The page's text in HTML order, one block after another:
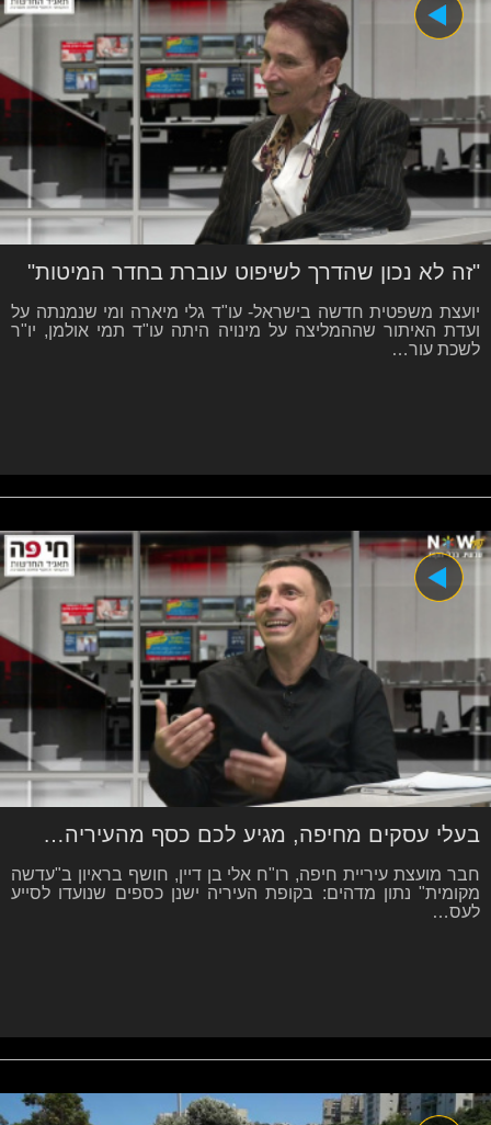
"זה לא נכון שהדרך לשיפוט עוברת בחדר המיטות"
יועצת משפטית חדשה בישראל- עו"ד גלי מיארה ומי שנמנתה על
ועדת האיתור שההמליצה על מינויה היתה עו"ד תמי אולמן, יו"ר
לשכת עור…
בעלי עסקים מחיפה, מגיע לכם כסף מהעיריה…
חבר מועצת עיריית חיפה, רו"ח אלי בן דיין, חושף בראיון ב"עדשה
מקומית" נתון מדהים: בקופת העיריה ישנן כספים שנועדו לסייע
לעס…